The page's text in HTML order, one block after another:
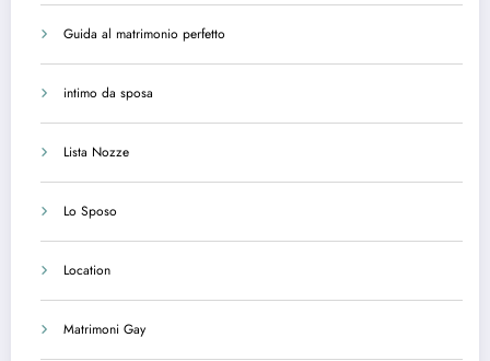
Guida al matrimonio perfetto
intimo da sposa
Lista Nozze
Lo Sposo
Location
Matrimoni Gay